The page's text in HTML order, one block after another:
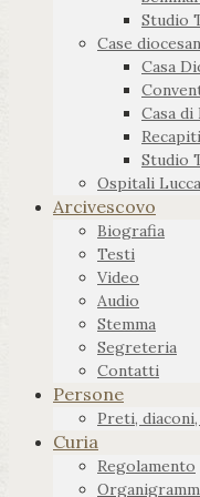
Studio
Case
Casa
Casa
Studio
Ospitali Lucca
Arcivescovo
Biografia
Testi
Video
Audio
Stemma
Segreteria
Contatti
Persone
Preti,
Curia
Regolamento